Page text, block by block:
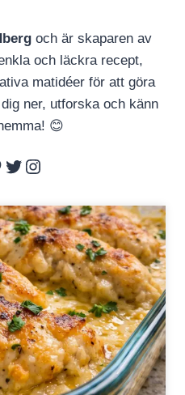
och är skaparen av
och läckra recept,
matidéer för att göra
ner, utforska och känn
😊
Twitter
Instagram